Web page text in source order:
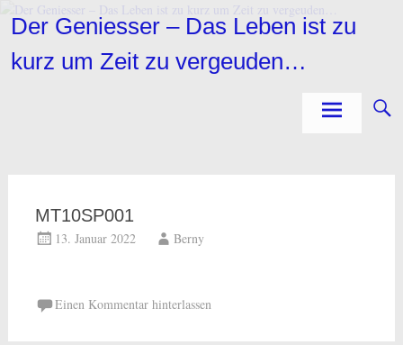
Zum
InhaltDer Geniesser – Das Leben ist zu
kurz um Zeit zu vergeuden…
MT10SP001
13. Januar 2022 Berny
Einen Kommentar hinterlassen